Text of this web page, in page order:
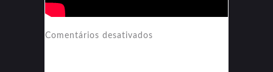
Comentários desativados